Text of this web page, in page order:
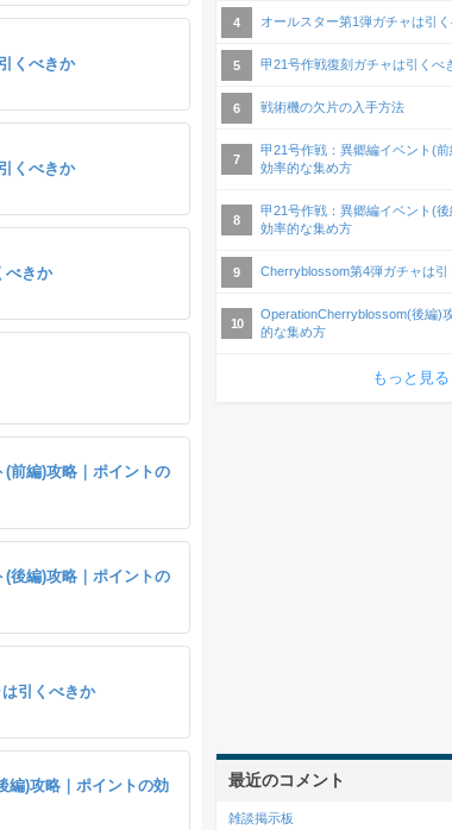
くべきか
くべきか
べきか
前編)攻略｜ポイントの
後編)攻略｜ポイントの
引くべきか
)攻略｜ポイントの効
オールスター第1弾ガチャは引
甲21号作戦復刻ガチャは引くべ
戦術機の欠片の入手方法
甲21号作戦：異郷編イベント(
効率的な集め方
甲21号作戦：異郷編イベント(
効率的な集め方
Cherryblossom第4弾ガチャは引
OperationCherryblossom(後編)
的な集め方
もっと見る
最近のコメント
雑談掲示板